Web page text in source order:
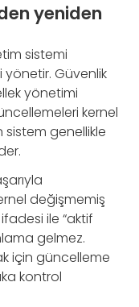
yeniden
sistemi
yönetir. Güvenlik
yönetimi
kernel
sistem genellikle
değişmemiş
ile “aktif
gelmez.
için güncelleme
kontrol